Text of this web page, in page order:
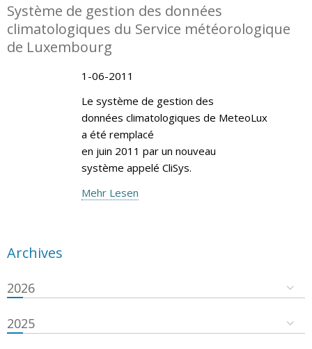
Système de gestion des données
climatologiques du Service météorologique
de Luxembourg
1-06-2011
Le système de gestion des
données climatologiques de MeteoLux
a été remplacé
en juin 2011 par un nouveau
système appelé CliSys.
Mehr Lesen
Archives
2026
2025